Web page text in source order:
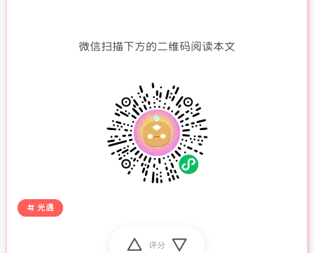
微信扫描下方的二维码阅读本文
光遇
评分